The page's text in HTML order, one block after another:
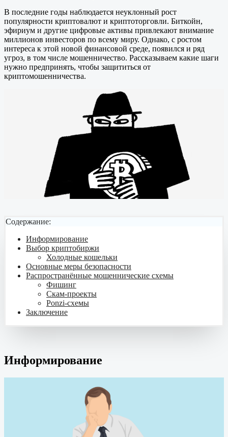
В последние годы наблюдается неуклонный рост
популярности криптовалют и криптоторговли. Биткойн,
эфириум и другие цифровые активы привлекают внимание
миллионов инвесторов по всему миру. Однако, с ростом
интереса к этой новой финансовой среде, появился и ряд
угроз, в том числе мошенничество. Рассказываем какие шаги
нужно предпринять, чтобы защититься от
криптомошенничества.
Содержание:
Информирование
Выбор криптобиржи
Холодные кошельки
Основные меры безопасности
Распространённые мошеннические схемы
Фишинг
Скам-проекты
Ponzi-схемы
Заключение
Информирование